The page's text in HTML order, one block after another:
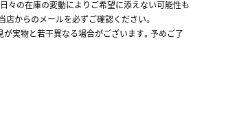
日々の在庫の変動によりご希望に添えない可能性も
からのメールを必ずご確認ください。
が実物と若干異なる場合がございます。予めご了